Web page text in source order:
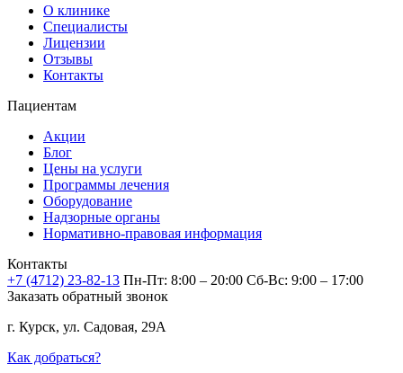
О клинике
Специалисты
Лицензии
Отзывы
Контакты
Пациентам
Акции
Блог
Цены на услуги
Программы лечения
Оборудование
Надзорные органы
Нормативно-правовая информация
Контакты
+7 (4712) 23-82-13 Пн-Пт: 8:00 – 20:00 Сб-Вс: 9:00 – 17:00
Заказать обратный звонок
г. Курск, ул. Садовая, 29А
Как добраться?